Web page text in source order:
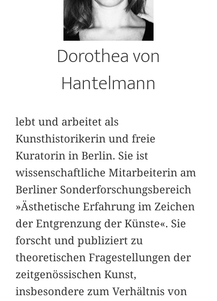
Dorothea von
Hantelmann
lebt und arbeitet als
Kunsthistorikerin und freie
Kuratorin in Berlin. Sie ist
wissenschaftliche Mitarbeiterin am
Berliner Sonderforschungsbereich
»Ästhetische Erfahrung im Zeichen
der Entgrenzung der Künste«. Sie
forscht und publiziert zu
theoretischen Fragestellungen der
zeitgenössischen Kunst,
insbesondere zum Verhältnis von